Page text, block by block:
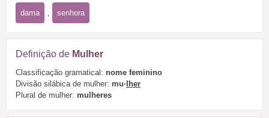
dama senhora
Definição de Mulher
Classificação gramatical: nome feminino
Divisão silábica de mulher: mu· lher
Plural de mulher: mulheres